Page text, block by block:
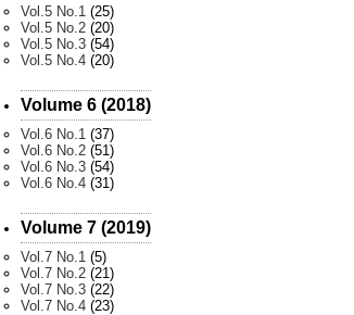
Vol.5 No.1 (25)
Vol.5 No.2 (20)
Vol.5 No.3 (54)
Vol.5 No.4 (20)
Volume 6 (2018)
Vol.6 No.1 (37)
Vol.6 No.2 (51)
Vol.6 No.3 (54)
Vol.6 No.4 (31)
Volume 7 (2019)
Vol.7 No.1 (5)
Vol.7 No.2 (21)
Vol.7 No.3 (22)
Vol.7 No.4 (23)